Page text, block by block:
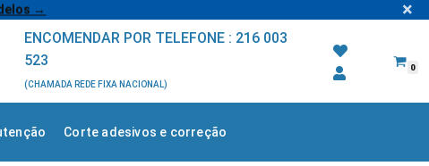
→ ×
ENCOMENDAR POR TELEFONE : 216 003
523
(CHAMADA REDE FIXA NACIONAL)
0
Corte adesivos e correção